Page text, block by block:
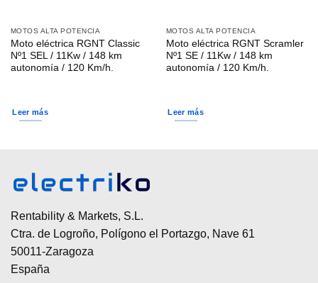
MOTOS ALTA POTENCIA
Moto eléctrica RGNT Classic
Nº1 SEL / 11Kw / 148 km
autonomía / 120 Km/h.
Leer más
MOTOS ALTA POTENCIA
Moto eléctrica RGNT Scramler
Nº1 SE / 11Kw / 148 km
autonomía / 120 Km/h.
Leer más
Rentability & Markets, S.L.
Ctra. de Logroño, Polígono el Portazgo, Nave 61
50011-Zaragoza
España